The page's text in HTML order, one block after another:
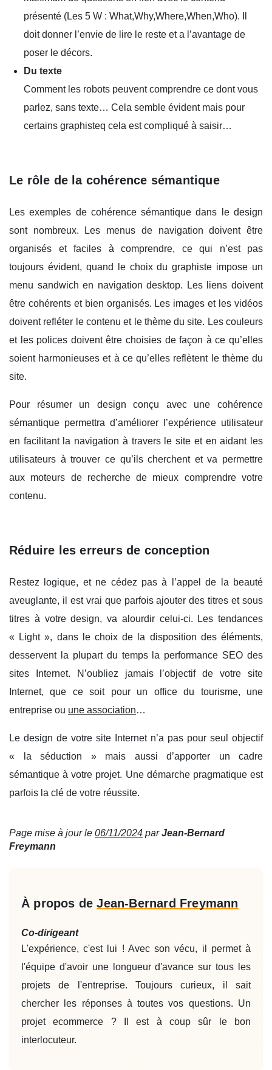
présenté (Les 5 W : What,Why,Where,When,Who). Il
doit donner l’envie de lire le reste et a l’avantage de
poser le décors.
Du texte
Comment les robots peuvent comprendre ce dont vous
parlez, sans texte… Cela semble évident mais pour
certains graphisteq cela est compliqué à saisir…
Le rôle de la cohérence sémantique
Les exemples de cohérence sémantique dans le design
sont nombreux. Les menus de navigation doivent être
organisés et faciles à comprendre, ce qui n’est pas
toujours évident, quand le choix du graphiste impose un
menu sandwich en navigation desktop. Les liens doivent
être cohérents et bien organisés. Les images et les vidéos
doivent refléter le contenu et le thème du site. Les couleurs
et les polices doivent être choisies de façon à ce qu’elles
soient harmonieuses et à ce qu’elles reflètent le thème du
site.
Pour résumer un design conçu avec une cohérence
sémantique permettra d’améliorer l’expérience utilisateur
en facilitant la navigation à travers le site et en aidant les
utilisateurs à trouver ce qu’ils cherchent et va permettre
aux moteurs de recherche de mieux comprendre votre
contenu.
Réduire les erreurs de conception
Restez logique, et ne cédez pas à l’appel de la beauté
aveuglante, il est vrai que parfois ajouter des titres et sous
titres à votre design, va alourdir celui-ci. Les tendances
« Light », dans le choix de la disposition des éléments,
desservent la plupart du temps la performance SEO des
sites Internet. N’oubliez jamais l’objectif de votre site
Internet, que ce soit pour un office du tourisme, une
entreprise ou une association…
Le design de votre site Internet n’a pas pour seul objectif
« la séduction » mais aussi d’apporter un cadre
sémantique à votre projet. Une démarche pragmatique est
parfois la clé de votre réussite.
Page mise à jour le 06/11/2024 parJean-Bernard
Freymann
À propos deJean-Bernard Freymann
Co-dirigeant
L'expérience, c'est lui ! Avec son vécu, il permet à
l'équipe d'avoir une longueur d'avance sur tous les
projets de l'entreprise. Toujours curieux, il sait
chercher les réponses à toutes vos questions. Un
projet ecommerce ? Il est à coup sûr le bon
interlocuteur.